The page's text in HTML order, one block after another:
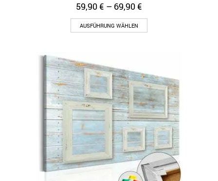
59,90€ – 69,90€
AUSFÜHRUNG WÄHLEN